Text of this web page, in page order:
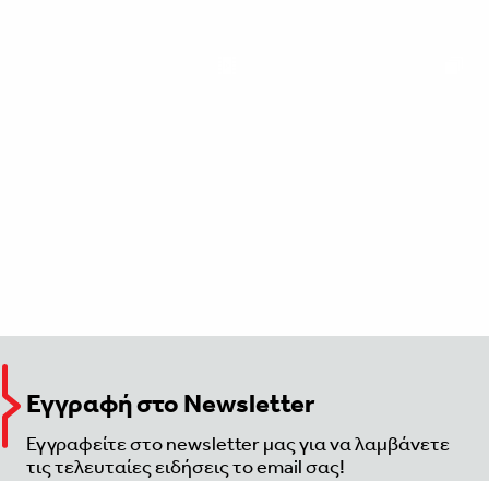
Εγγραφή στο Newsletter
Εγγραφείτε στο newsletter μας για να λαμβάνετε
τις τελευταίες ειδήσεις το email σας!